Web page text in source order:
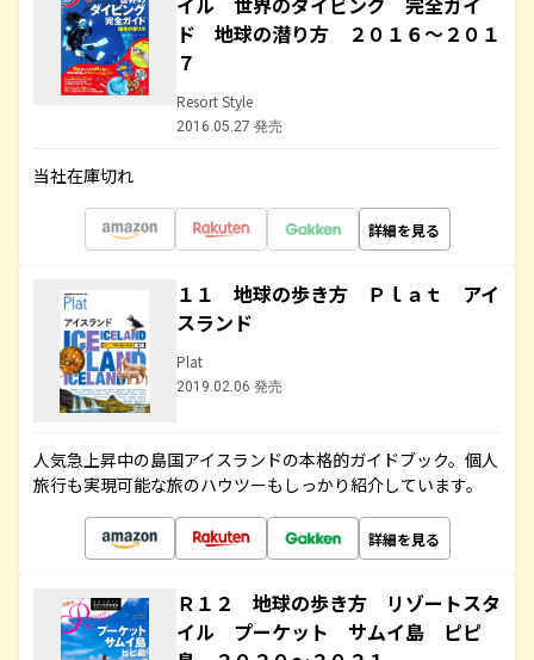
ド 地球の潜り方 ２０１６～２０１
７
Resort Style
2016.05.27 発売
当社在庫切れ
詳細を見る
１１ 地球の歩き方 Ｐｌａｔ アイ
スランド
Plat
2019.02.06 発売
人気急上昇中の島国アイスランドの本格的ガイドブック。個人
旅行も実現可能な旅のハウツーもしっかり紹介しています。
詳細を見る
Ｒ１２ 地球の歩き方 リゾートスタ
イル プーケット サムイ島 ピピ